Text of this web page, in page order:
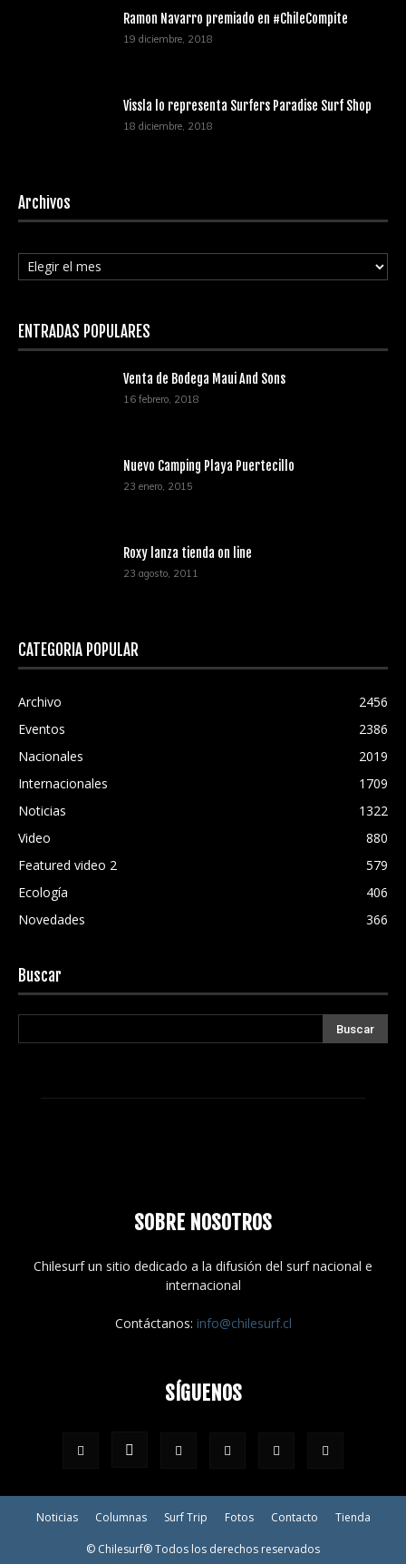
Ramon Navarro premiado en #ChileCompite
19 diciembre, 2018
Vissla lo representa Surfers Paradise Surf Shop
18 diciembre, 2018
Archivos
Archivos
ENTRADAS POPULARES
Venta de Bodega Maui And Sons
16 febrero, 2018
Nuevo Camping Playa Puertecillo
23 enero, 2015
Roxy lanza tienda on line
23 agosto, 2011
CATEGORÍA POPULAR
Archivo
2456
Eventos
2386
Nacionales
2019
Internacionales
1709
Noticias
1322
Video
880
Featured video 2
579
Ecología
406
Novedades
366
Buscar
SOBRE NOSOTROS
Chilesurf un sitio dedicado a la difusión del surf nacional e
internacional
Contáctanos: info@chilesurf.cl
SÍGUENOS
Noticias Columnas Surf Trip Fotos Contacto Tienda
© Chilesurf® Todos los derechos reservados